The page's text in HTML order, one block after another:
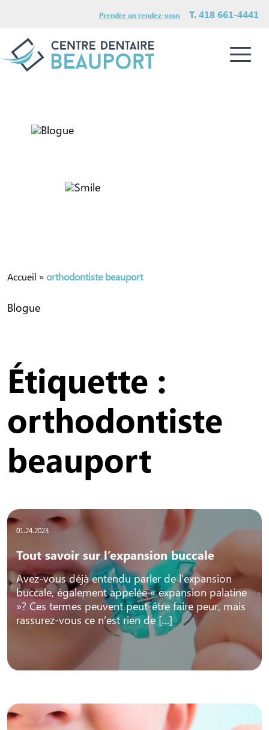
Prendre un rendez-vous T. 418 661-4441
Accueil »orthodontiste beauport
Blogue
Étiquette :
orthodontiste
beauport
01.24.2023
Tout savoir sur l’expansion buccale
Avez-vous déjà entendu parler de l’expansion
buccale, également appelée « expansion palatine
»? Ces termes peuvent peut-être faire peur, mais
rassurez-vous ce n’est rien de […]